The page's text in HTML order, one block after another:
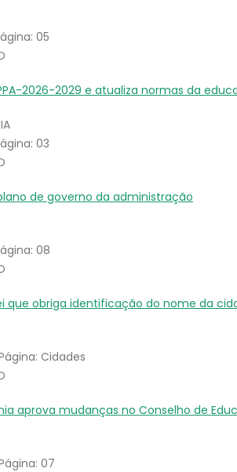
05
2026-2029 e atualiza normas da
03
de governo da administração
08
que obriga identificação do nome da
Cidades
aprova mudanças no Conselho de
07